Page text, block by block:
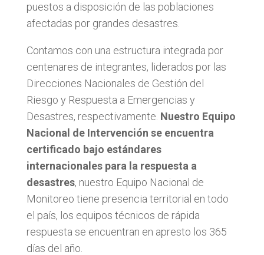
puestos a disposición de las poblaciones
afectadas por grandes desastres.
Contamos con una estructura integrada por
centenares de integrantes, liderados por las
Direcciones Nacionales de Gestión del
Riesgo y Respuesta a Emergencias y
Desastres, respectivamente. Nuestro Equipo
Nacional de Intervención se encuentra
certificado bajo estándares
internacionales para la respuesta a
desastres, nuestro Equipo Nacional de
Monitoreo tiene presencia territorial en todo
el país, los equipos técnicos de rápida
respuesta se encuentran en apresto los 365
días del año.